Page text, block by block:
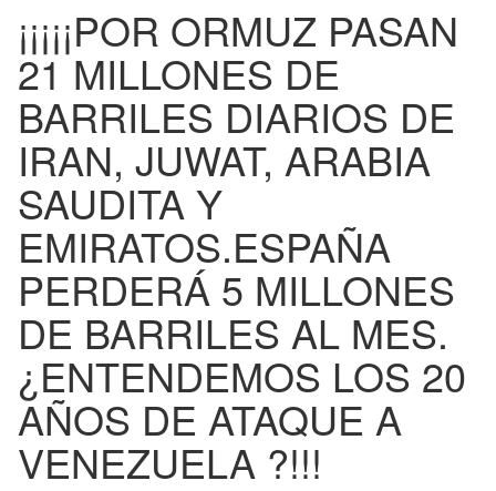
¡¡¡¡¡POR ORMUZ PASAN
21 MILLONES DE
BARRILES DIARIOS DE
IRAN, JUWAT, ARABIA
SAUDITA Y
EMIRATOS.ESPAÑA
PERDERÁ 5 MILLONES
DE BARRILES AL MES.
¿ENTENDEMOS LOS 20
AÑOS DE ATAQUE A
VENEZUELA ?!!!